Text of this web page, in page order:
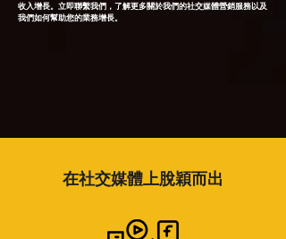
收入增長。立即聯繫我們，了解更多關於我們的社交媒體營銷服務以及
我們如何幫助您的業務增長。
在社交媒體上脫穎而出